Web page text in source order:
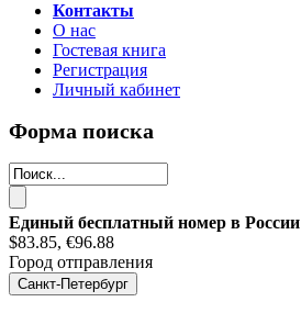
Контакты
О нас
Гостевая книга
Регистрация
Личный кабинет
Форма поиска
Единый бесплатный номер в России
$83.85, €96.88
Город отправления
Санкт-Петербург